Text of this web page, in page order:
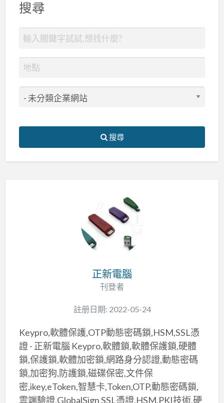
搜尋
搜尋
正新電腦
刊登者
註册日期: 2022-05-24
Keypro,軟體保護,OTP動態密碼鎖,HSM,SSL憑
證 - 正新電腦 Keypro,軟體鎖,軟體保護鎖,硬體
鎖,保護鎖,軟體加密鎖,網路身分認證,動態密碼
鎖,加密狗,防護鎖,磁碟保密,文件保
密,ikey,eToken,智慧卡,Token,OTP,動態密碼鎖,
雲端驗證,GlobalSign SSL憑證,HSM,PKI技術,硬